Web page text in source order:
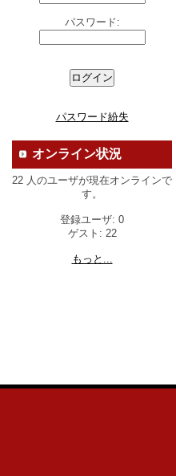
パスワード:
パスワード紛失
オンライン状況
22 人のユーザが現在オンラインで
す。
登録ユーザ: 0
ゲスト: 22
もっと...